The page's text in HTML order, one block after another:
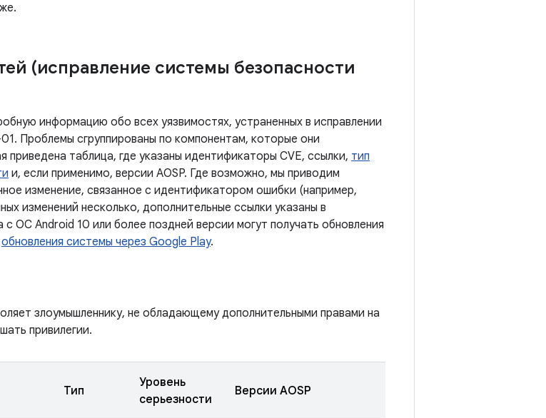
(исправление системы безопасности
информацию обо всех уязвимостях, устраненных в исправлении
Проблемы сгруппированы по компонентам, которые они
приведена таблица, где указаны идентификаторы CVE, ссылки, тип
и, если применимо, версии AOSP. Где возможно, мы приводим
изменение, связанное с идентификатором ошибки (например,
изменений несколько, дополнительные ссылки указаны в
ОС Android 10 или более поздней версии могут получать обновления
обновления системы через Google Play.
злоумышленнику, не обладающему дополнительными правами на
привилегии.
Тип
Уровень
серьезности
Версии AOSP